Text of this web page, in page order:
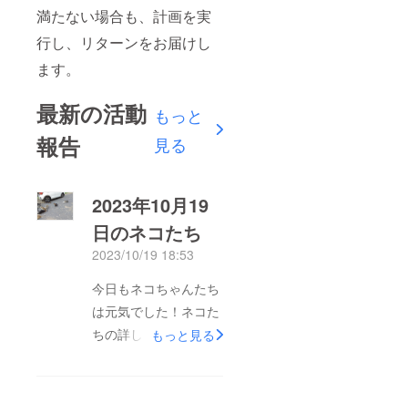
満たない場合も、計画を実
行し、リターンをお届けし
ます。
最新の活動
報告
もっと
見る
2023年10月19
日のネコたち
2023/10/19 18:53
今日もネコちゃんたち
は元気でした！ネコた
ちの詳しい内容はこち
もっと見る